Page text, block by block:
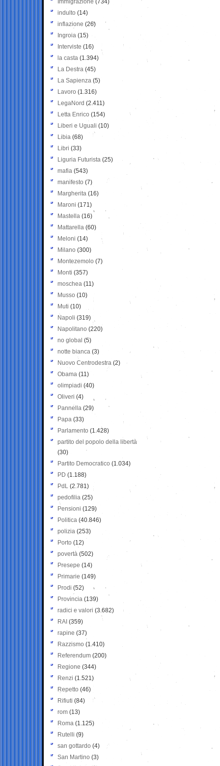
Immigrazione (734)
indulto (14)
inflazione (26)
Ingroia (15)
Interviste (16)
la casta (1.394)
La Destra (45)
La Sapienza (5)
Lavoro (1.316)
LegaNord (2.411)
Letta Enrico (154)
Liberi e Uguali (10)
Libia (68)
Libri (33)
Liguria Futurista (25)
mafia (543)
manifesto (7)
Margherita (16)
Maroni (171)
Mastella (16)
Mattarella (60)
Meloni (14)
Milano (300)
Montezemolo (7)
Monti (357)
moschea (11)
Musso (10)
Muti (10)
Napoli (319)
Napolitano (220)
no global (5)
notte bianca (3)
Nuovo Centrodestra (2)
Obama (11)
olimpiadi (40)
Oliveri (4)
Pannella (29)
Papa (33)
Parlamento (1.428)
partito del popolo della libertà
(30)
Partito Democratico (1.034)
PD (1.188)
PdL (2.781)
pedofilia (25)
Pensioni (129)
Politica (40.846)
polizia (253)
Porto (12)
povertà (502)
Presepe (14)
Primarie (149)
Prodi (52)
Provincia (139)
radici e valori (3.682)
RAI (359)
rapine (37)
Razzismo (1.410)
Referendum (200)
Regione (344)
Renzi (1.521)
Repetto (46)
Rifiuti (84)
rom (13)
Roma (1.125)
Rutelli (9)
san gottardo (4)
San Martino (3)